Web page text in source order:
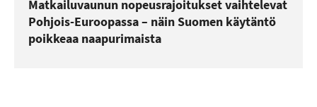
Matkailuvaunun nopeusrajoitukset vaihtelevat
Pohjois-Euroopassa – näin Suomen käytäntö
poikkeaa naapurimaista